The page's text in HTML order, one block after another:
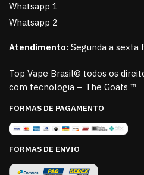
Whatsapp 1
Whatsapp 2
Atendimento: Segunda a sexta
Top Vape Brasil© todos os
com tecnologia – The Goats ™
FORMAS DE PAGAMENTO
FORMAS DE ENVIO